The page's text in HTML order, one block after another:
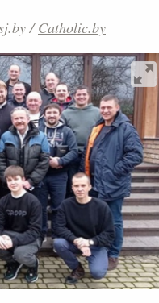
/Catholic.by